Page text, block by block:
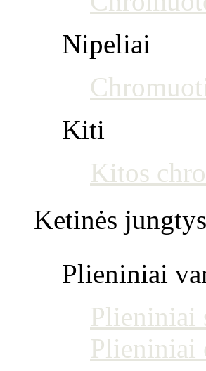
Nipeliai
Kiti
Kitos
Ketinės
Plieniniai
Plieniniai
Plieniniai